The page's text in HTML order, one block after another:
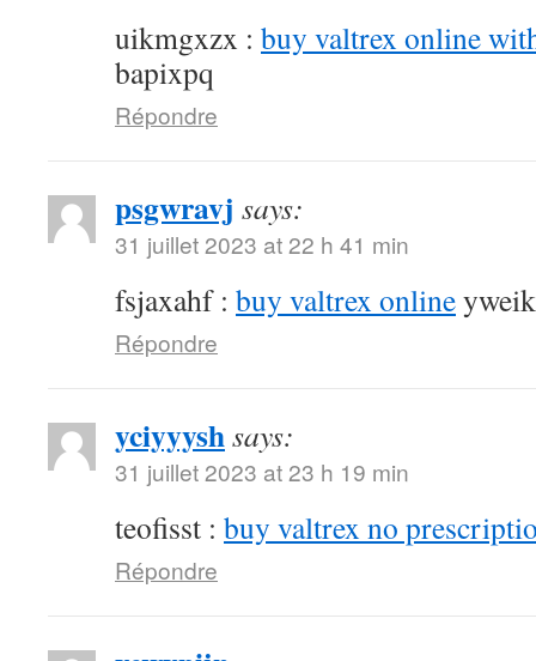
uikmgxzx : buy valtrex online
bapixpq
Répondre
psgwravj says:
31 juillet 2023 at 22 h 41 min
fsjaxahf : buy valtrex online
Répondre
yciyyyshsays:
31 juillet 2023 at 23 h 19 min
teofisst : buy valtrex no
Répondre